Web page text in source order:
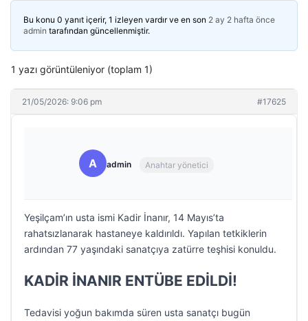
Bu konu 0 yanıt içerir, 1 izleyen vardır ve en son 2 ay 2 hafta önce
admin tarafından güncellenmiştir.
1 yazı görüntüleniyor (toplam 1)
21/05/2026: 9:06 pm #17625
A admin Anahtar yönetici
Yeşilçam’ın usta ismi Kadir İnanır, 14 Mayıs’ta
rahatsızlanarak hastaneye kaldırıldı. Yapılan tetkiklerin
ardından 77 yaşındaki sanatçıya zatürre teşhisi konuldu.
KADİR İNANIR ENTÜBE EDİLDİ!
Tedavisi yoğun bakımda süren usta sanatçı bugün